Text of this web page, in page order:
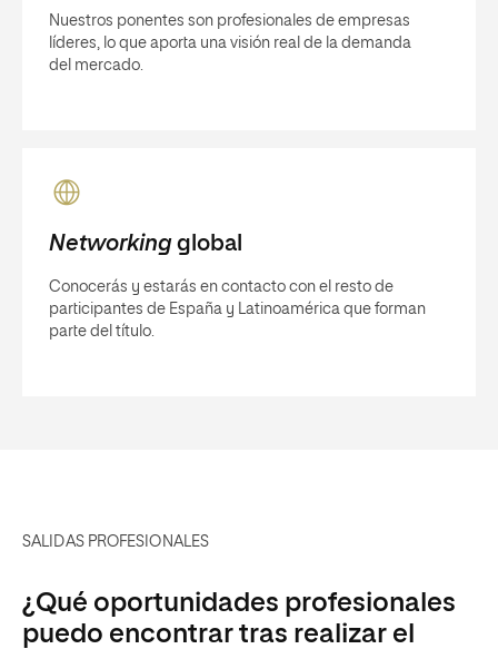
Nuestros ponentes son profesionales de empresas
líderes, lo que aporta una visión real de la demanda
del mercado.
Networkingglobal
Conocerás y estarás en contacto con el resto de
participantes de España y Latinoamérica que forman
parte del título.
SALIDAS PROFESIONALES
¿Qué oportunidades profesionales
puedo encontrar tras realizar el